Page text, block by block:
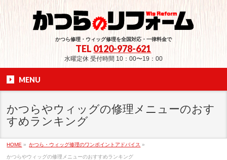
かつら修理・ウィッグ修理を全国対応・一律料金で
TEL 0120-978-621
水曜定休 受付時間 10：00〜19：00
MENU
かつらやウィッグの修理メニューのおす
すめランキング
HOME » かつら・ウィッグ修理のワンポイントアドバイス »
かつらやウィッグの修理メニューのおすすめランキング